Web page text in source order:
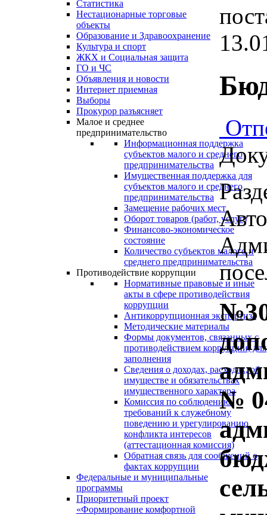
Статистика
Нестационарные торговые
объекты
Образование и Здравоохранение
Культура и спорт
ЖКХ и Социальная защита
ГО и ЧС
Объявления и новости
Интернет приемная
Выборы
Прокурор разъясняет
Малое и среднее
предпринимательство
Информационная поддержка
субъектов малого и среднего
предпринимательства
Имущественная поддержка для
субъектов малого и среднего
предпринимательства
Замещение рабочих мест
Оборот товаров (работ, услуг)
Финансово-экономическое
состояние
Количество субъектов малого и
среднего предпринимательства
Противодействие коррупции
Нормативные правовые и иные
акты в сфере противодействия
коррупции
Антикоррупционная экспертиза
Методические материалы
Формы документов, связанных с
противодействием коррупции, для
заполнения
Сведения о доходах, расходах, об
имуществе и обязательствах
имущественного характера
Комиссия по соблюдению
требований к служебному
поведению и урегулированию
конфликта интересов
(аттестационная комиссия)
Обратная связь для сообщений о
фактах коррупции
Федеральные и муниципальные
программы
Приоритетный проект
«Формирование комфортной
№